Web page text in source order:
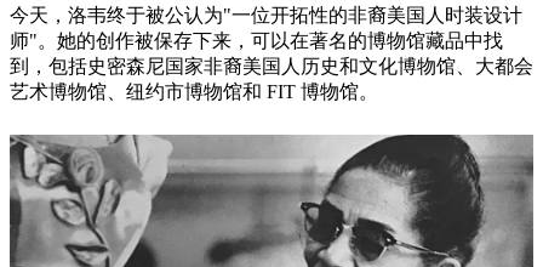
今天，洛韦终于被公认为"一位开拓性的非裔美国人时装设计
师"。她的创作被保存下来，可以在著名的博物馆藏品中找
到，包括史密森尼国家非裔美国人历史和文化博物馆、大都会
艺术博物馆、纽约市博物馆和 FIT 博物馆。